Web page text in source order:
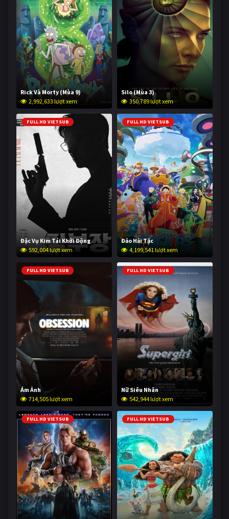
Rick Và Morty (Mùa 9)
2,992,633 lượt xem
Silo (Mùa 3)
350,789 lượt xem
FULL HD VIETSUB
Đặc Vụ Kim Tái Khởi Động
592,004 lượt xem
FULL HD VIETSUB
Đảo Hải Tặc
4,199,541 lượt xem
FULL HD VIETSUB
Ám Ảnh
714,505 lượt xem
FULL HD VIETSUB
Nữ Siêu Nhân
542,944 lượt xem
FULL HD VIETSUB FULL HD VIETSUB